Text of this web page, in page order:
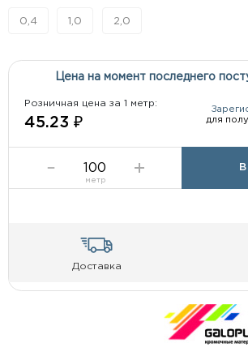
0,4 1,0 2,0
Цена на момент последнего
Розничная цена за 1 метр:
45.23 ₽
для
метр
Доставка